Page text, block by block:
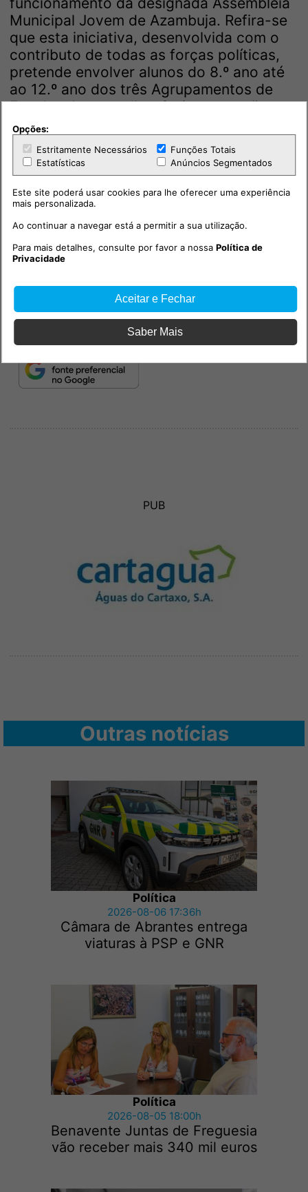
Municipal Jovem de Azambuja. Refira-se
que esta iniciativa, desenvolvida com o
contributo de todas as forças políticas,
pretende envolver alunos do 8.º ano até
ao 12.º ano dos três Agrupamentos de
Escolas do concelho. Os jovens terão
oportunidade de apresentar ideias,
discutir temas que incidem sobre o seu
município e acompanhar de forma mais
próxima o funcionamento dos órgãos
autárquicos.
PUB
Outras notícias
Política
2026-08-06 17:36h
Câmara de Abrantes entrega
viaturas à PSP e GNR
Política
2026-08-05 18:00h
Benavente Juntas de Freguesia
vão receber mais 340 mil euros
Opções:
Estritamente Necessários
Funções Totais
Estatísticas
Anúncios Segmentados
Este site poderá usar cookies para lhe oferecer uma experiência
mais personalizada.
Ao continuar a navegar está a permitir a sua utilização.
Para mais detalhes, consulte por favor a nossaPolítica de
Privacidade
Aceitar e Fechar
Saber Mais